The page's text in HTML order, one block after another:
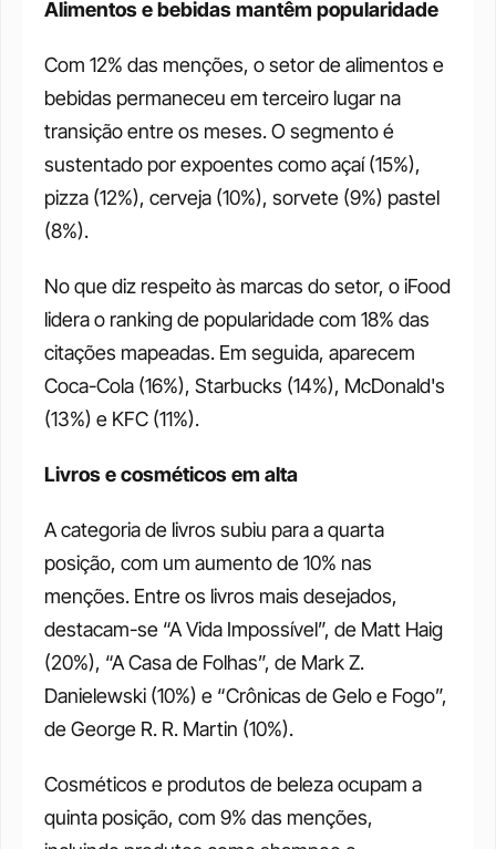
Alimentos e bebidas mantêm popularidade
Com 12% das menções, o setor de alimentos e
bebidas permaneceu em terceiro lugar na
transição entre os meses. O segmento é
sustentado por expoentes como açaí (15%),
pizza (12%), cerveja (10%), sorvete (9%) pastel
(8%).
No que diz respeito às marcas do setor, o iFood
lidera o ranking de popularidade com 18% das
citações mapeadas. Em seguida, aparecem
Coca-Cola (16%), Starbucks (14%), McDonald's
(13%) e KFC (11%).
Livros e cosméticos em alta
A categoria de livros subiu para a quarta
posição, com um aumento de 10% nas
menções. Entre os livros mais desejados,
destacam-se “A Vida Impossível”, de Matt Haig
(20%), “A Casa de Folhas”, de Mark Z.
Danielewski (10%) e “Crônicas de Gelo e Fogo”,
de George R. R. Martin (10%).
Cosméticos e produtos de beleza ocupam a
quinta posição, com 9% das menções,